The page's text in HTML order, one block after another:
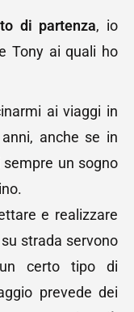
di partenza, io
Tony ai quali ho
ai viaggi in
anche se in
un sogno
e realizzare
strada servono
certo tipo di
prevede dei